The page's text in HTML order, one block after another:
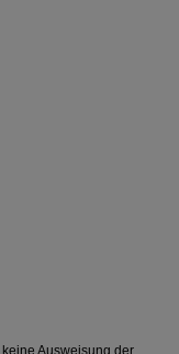
, keine Ausweisung der